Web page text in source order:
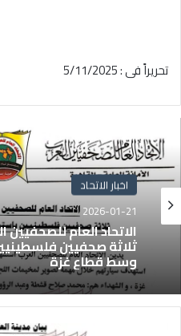
تحريراً فى : 5/11/2025
اخبار الاتحاد
2026-01-21
الاتحاد العام
ثلاثة صحفيين
وسط قطاع غزة